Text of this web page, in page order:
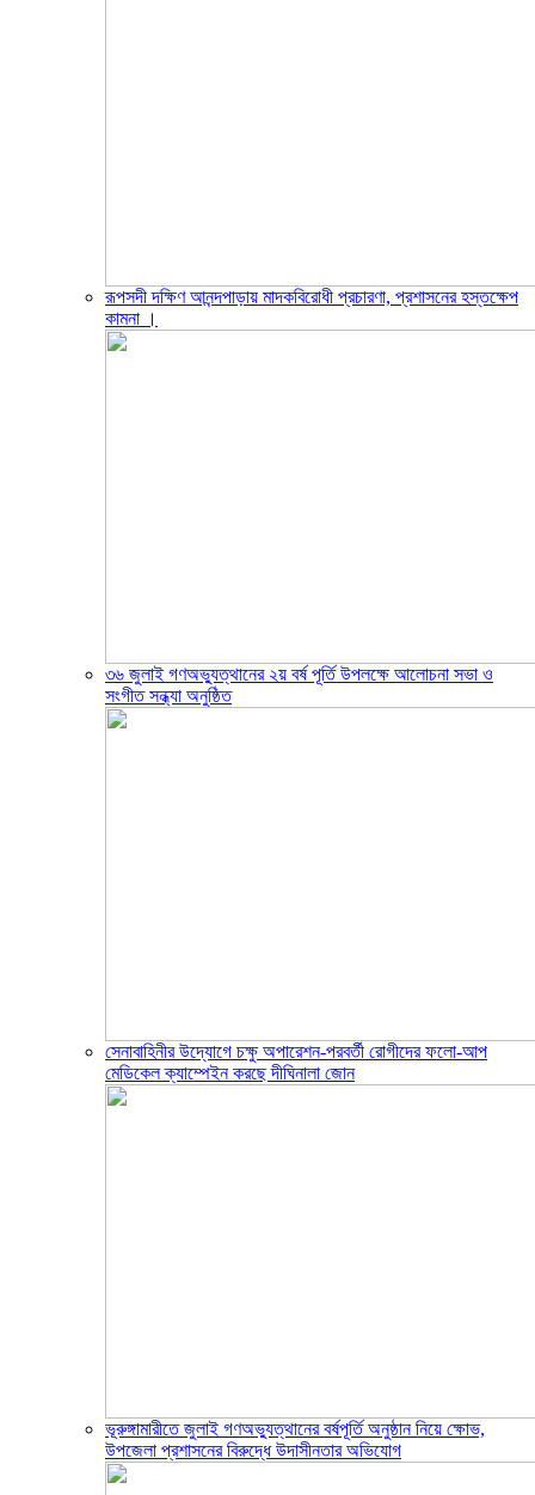
রূপসদী দক্ষিণ আনন্দপাড়ায় মাদকবিরোধী প্রচারণা, প্রশাসনের হস্তক্ষেপ
কামনা ‎।
৩৬ জুলাই গণঅভ্যুত্থানের ২য় বর্ষ পূর্তি উপলক্ষে আলোচনা সভা ও
সংগীত সন্ধ্যা অনুষ্ঠিত
সেনাবাহিনীর উদ্যোগে চক্ষু অপারেশন-পরবর্তী রোগীদের ফলো-আপ
মেডিকেল ক্যাম্পেইন করছে দীঘিনালা জোন
ভূরুঙ্গামারীতে জুলাই গণঅভ্যুত্থানের বর্ষপূর্তি অনুষ্ঠান নিয়ে ক্ষোভ,
উপজেলা প্রশাসনের বিরুদ্ধে উদাসীনতার অভিযোগ